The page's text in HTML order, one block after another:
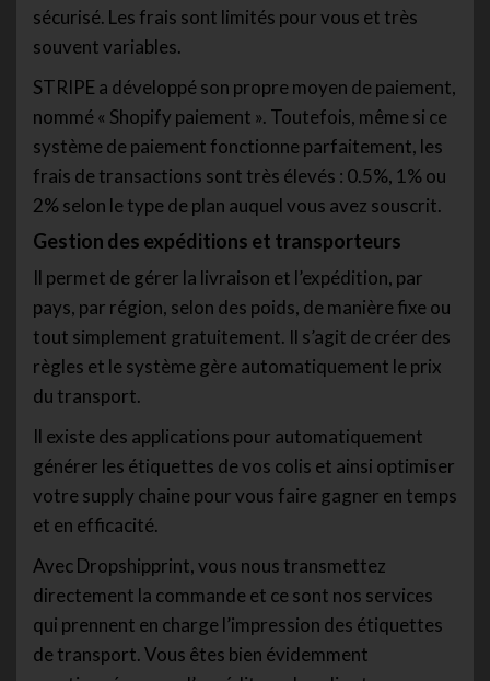
sécurisé. Les frais sont limités pour vous et très
souvent variables.
STRIPE a développé son propre moyen de paiement,
nommé « Shopify paiement ». Toutefois, même si ce
système de paiement fonctionne parfaitement, les
frais de transactions sont très élevés : 0.5%, 1% ou
2% selon le type de plan auquel vous avez souscrit.
Gestion des expéditions et transporteurs
Il permet de gérer la livraison et l’expédition, par
pays, par région, selon des poids, de manière fixe ou
tout simplement gratuitement. Il s’agit de créer des
règles et le système gère automatiquement le prix
du transport.
Il existe des applications pour automatiquement
générer les étiquettes de vos colis et ainsi optimiser
votre supply chaine pour vous faire gagner en temps
et en efficacité.
Avec Dropshipprint, vous nous transmettez
directement la commande et ce sont nos services
qui prennent en charge l’impression des étiquettes
de transport. Vous êtes bien évidemment